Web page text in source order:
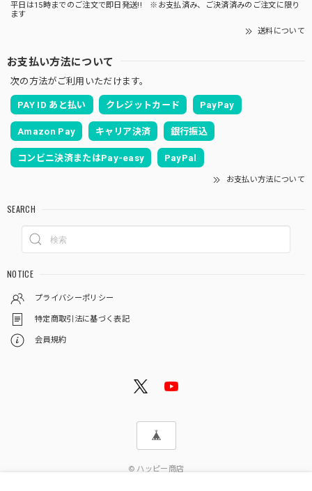
平日は15時までのご注文で即日発送!! ※お支払済み、ご決済済みのご注文に限り
ます
送料について
お支払い方法について
次の方法がご利用いただけます。
PAY ID あと払い クレジットカード PayPay
Amazon Pay キャリア決済 銀行振込
コンビニ決済またはPay-easy PayPal
お支払い方法について
SEARCH
NOTICE
プライバシーポリシー
特定商取引法に基づく表記
会員規約
© ハッピー商店